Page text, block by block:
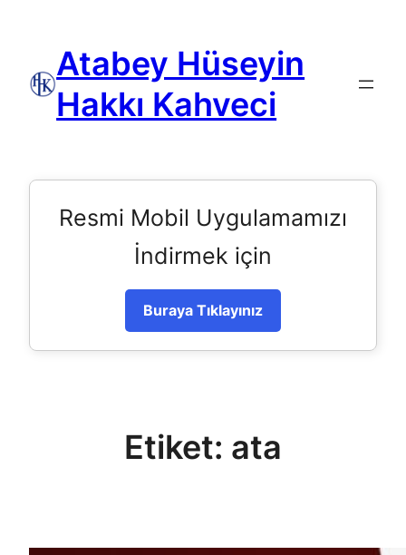
Atabey Hüseyin
Hakkı Kahveci
Resmi Mobil Uygulamamızı
İndirmek için
Buraya Tıklayınız
Etiket: ata